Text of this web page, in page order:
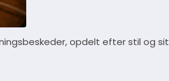
opdelt efter stil og